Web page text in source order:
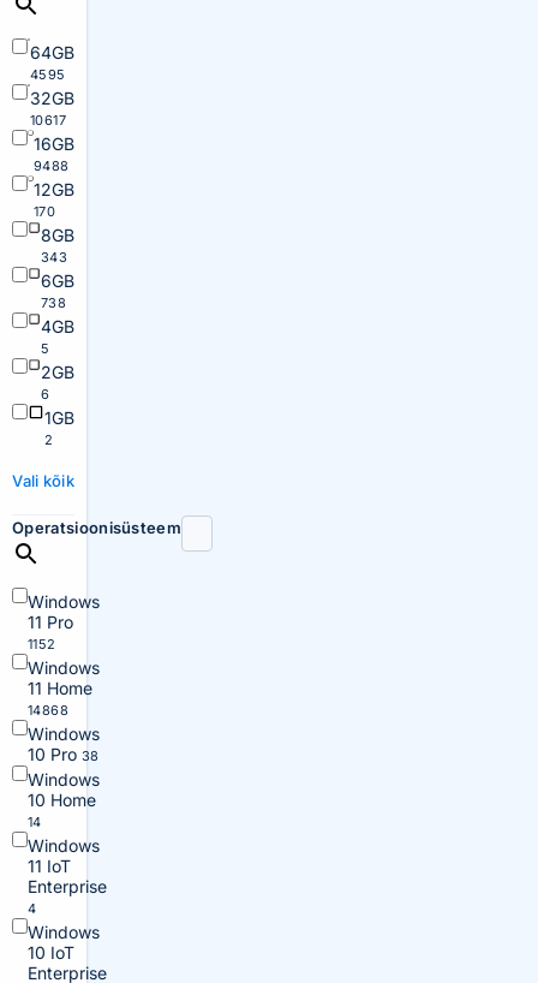
64GB
4595
32GB
10617
16GB
9488
12GB
170
8GB
343
6GB
738
4GB
5
2GB
6
1GB
2
Vali kõik
Operatsioonisüsteem
Windows
11 Pro
1152
Windows
11 Home
14868
Windows
10 Pro 38
Windows
10 Home
14
Windows
11 IoT
Enterprise
4
Windows
10 IoT
Enterprise